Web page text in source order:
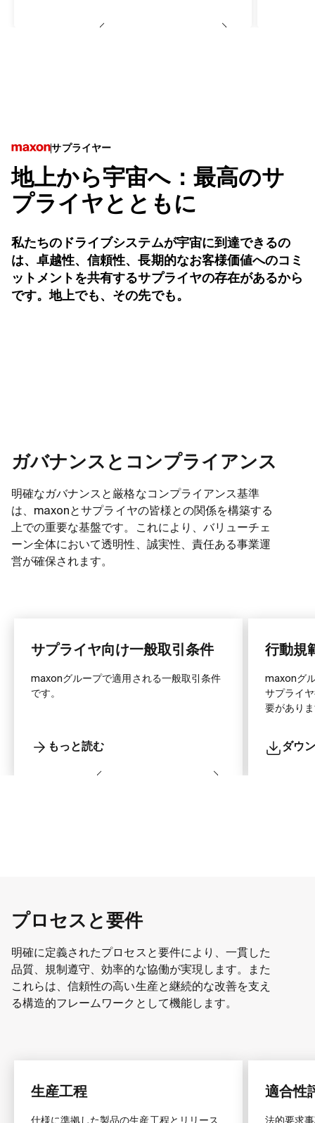
サプライヤー
地上から宇宙へ：最高のサ
プライヤとともに
私たちのドライブシステムが宇宙に到達できるの
は、卓越性、信頼性、長期的なお客様価値へのコミ
ットメントを共有するサプライヤの存在があるから
です。地上でも、その先でも。
ガバナンスとコンプライアンス
明確なガバナンスと厳格なコンプライアンス基準
は、maxonとサプライヤの皆様との関係を構築する
上での重要な基盤です。これにより、バリューチェ
ーン全体において透明性、誠実性、責任ある事業運
営が確保されます。
サプライヤ向け一般取引条件
maxonグループで適用される一般取引条件
です。
もっと読む
行動規
maxonグ
サプライ
要があり
ダウ
プロセスと要件
明確に定義されたプロセスと要件により、一貫した
品質、規制遵守、効率的な協働が実現します。また
これらは、信頼性の高い生産と継続的な改善を支え
る構造的フレームワークとして機能します。
生産工程 適合性